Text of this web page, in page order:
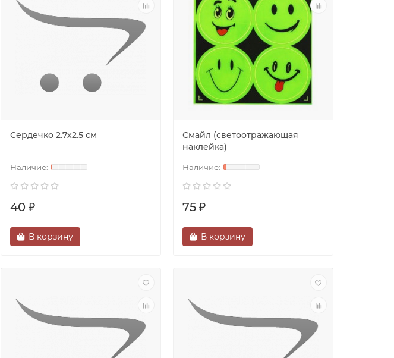
Сердечко 2.7х2.5 см
40 ₽
В корзину
Смайл (светоотражающая
наклейка)
75 ₽
В корзину